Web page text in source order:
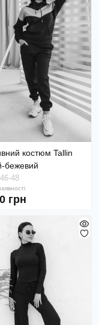
костюм Tallin
бежевий
46-48
грн